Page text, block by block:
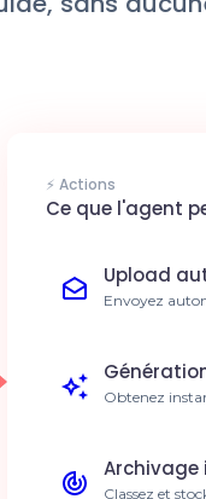
⚡ Actions
Ce que l'agent
Upload
Envoyez
gestion des
Obtenez
création de
Classez et